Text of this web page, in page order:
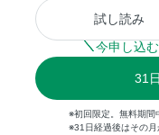
試し読み
今申し込
31
※初回限定。無料期間
※31日経過後はその月